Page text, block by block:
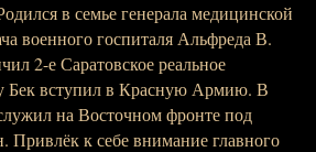
в семье генерала медицинской
военного госпиталя Альфреда В.
2-е Саратовское реальное
Бек вступил в Красную Армию. В
на Восточном фронте под
Привлёк к себе внимание главного